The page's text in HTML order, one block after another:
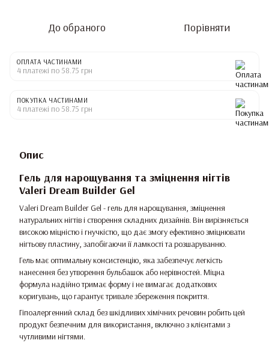
До обраного Порівняти
ОПЛАТА ЧАСТИНАМИ
4 платежі по 58.75 грн
ПОКУПКА ЧАСТИНАМИ
4 платежі по 58.75 грн
Опис
Гель для нарощування та зміцнення нігтів
Valeri Dream Builder Gel
Valeri Dream Builder Gel - гель для нарощування, зміцнення
натуральних нігтів і створення складних дизайнів. Він вирізняється
високою міцністю і гнучкістю, що дає змогу ефективно зміцнювати
нігтьову пластину, запобігаючи її ламкості та розшаруванню.
Гель має оптимальну консистенцію, яка забезпечує легкість
нанесення без утворення бульбашок або нерівностей. Міцна
формула надійно тримає форму і не вимагає додаткових
коригувань, що гарантує тривале збереження покриття.
Гіпоалергенний склад без шкідливих хімічних речовин робить цей
продукт безпечним для використання, включно з клієнтами з
чутливими нігтями.